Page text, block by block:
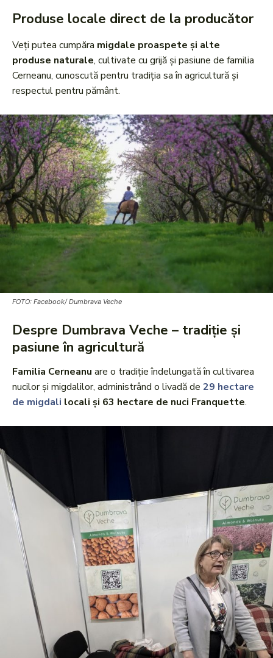
Produse locale direct de la producător
Veți putea cumpăra migdale proaspete și alte
produse naturale, cultivate cu grijă și pasiune de familia
Cerneanu, cunoscută pentru tradiția sa în agricultură și
respectul pentru pământ.
FOTO: Facebook/ Dumbrava Veche
Despre Dumbrava Veche – tradiție și
pasiune în agricultură
Familia Cerneanu are o tradiție îndelungată în cultivarea
nucilor și migdalilor, administrând o livadă de 29 hectare
de migdali locali și 63 hectare de nuci Franquette.